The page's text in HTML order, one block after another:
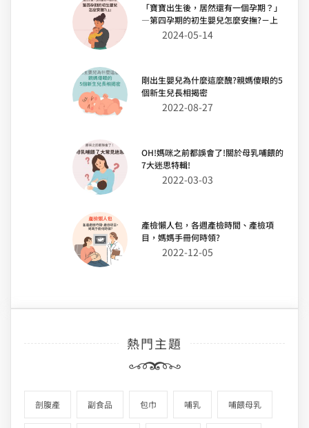
「寶寶出生後，居然還有一個孕期？」
—第四孕期的初生嬰兒怎麼安撫?－上
2024-05-14
剛出生嬰兒為什麼這麼醜?親媽傻眼的5
個新生兒長相揭密
2022-08-27
OH!媽咪之前都誤會了!關於母乳哺餵的
7大迷思特輯!
2022-03-03
產檢懶人包，各週產檢時間、產檢項
目，媽媽手冊何時領?
2022-12-05
熱門主題
剖腹產 副食品 包巾 哺乳 哺餵母乳